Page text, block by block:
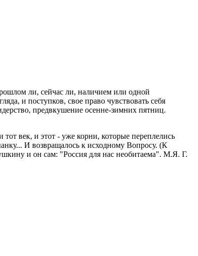
ли, сейчас ли, наличием или одной
и поступков, свое право чувствовать себя
предвкушение осенне-зимних пятниц.
век, и этот - уже корни, которые переплелись
И возвращалось к исходному Вопросу. (К
и он сам: "Россия для нас необитаема". М.Я. Г.